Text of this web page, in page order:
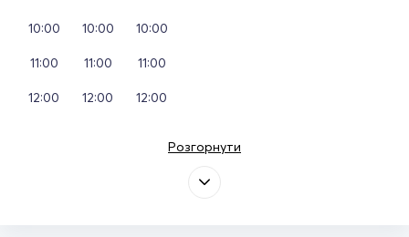
10:00
11:00
12:00
10:00
11:00
12:00
10:00
11:00
12:00
Розгорнути